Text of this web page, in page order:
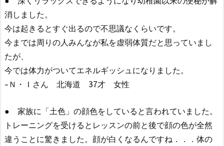
消しました。
今は起きるとすぐ出るので不思議なくらいです。
今までは周りの人みんなが私を虚弱体質だと思っていまし
たが、
今では体力がついてエネルギッシュになりました。
-Ｎ・Ｉさん 北海道 37才 女性
● 家族に「土色」の顔色をしていると言われていました。
トレーニングを受けるとレッスンの前と後で顔の色が全然
違うことに驚きました。顔が白くなるんですね．．．体の